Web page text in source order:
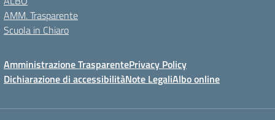
AMM. Trasparente
Scuola in Chiaro
Amministrazione TrasparentePrivacy Policy
Dichiarazione di accessibilitàNote LegaliAlbo online